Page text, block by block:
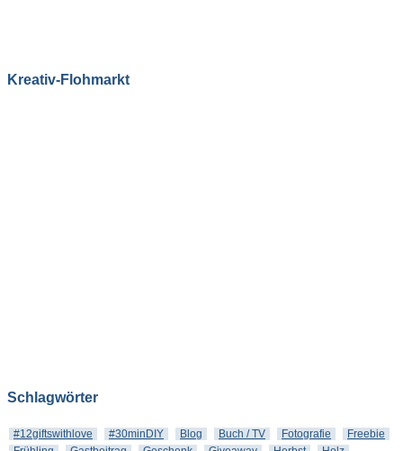
Kreativ-Flohmarkt
Schlagwörter
#12giftswithlove #30minDIY Blog Buch / TV Fotografie
Freebie